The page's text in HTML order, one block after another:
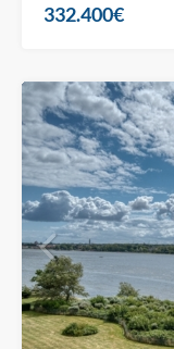
332.400€